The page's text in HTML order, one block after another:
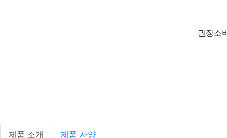
권장소
제품 소개 제품 사양